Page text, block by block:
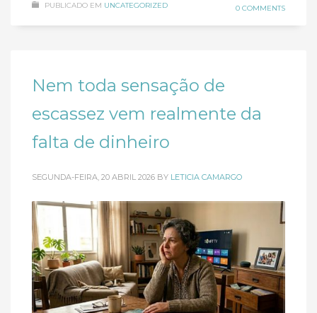
PUBLICADO EM UNCATEGORIZED 0 COMMENTS
Nem toda sensação de
escassez vem realmente da
falta de dinheiro
SEGUNDA-FEIRA, 20 ABRIL 2026 BY LETICIA CAMARGO